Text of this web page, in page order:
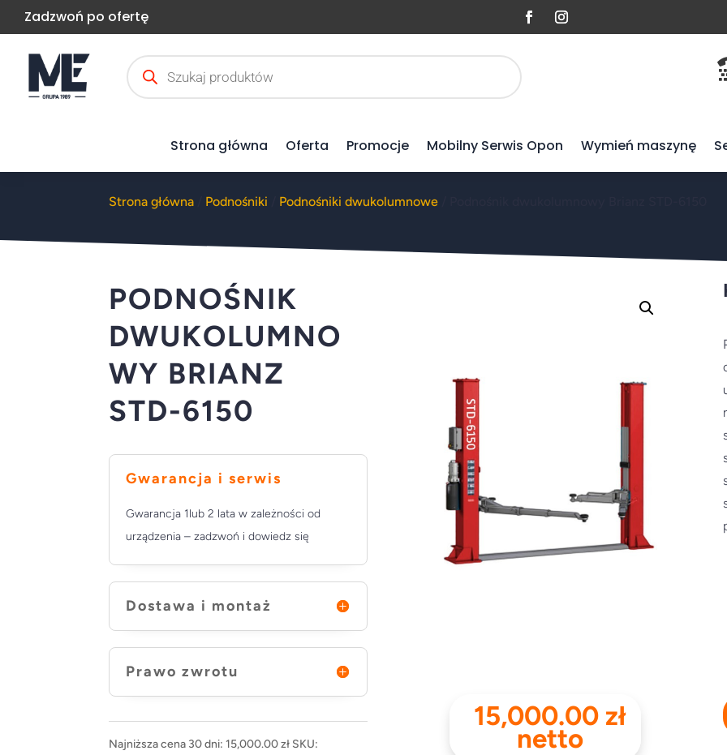
Zadzwoń po ofertę
Wyszukiwarka
produktów
Strona główna Oferta Promocje Mobilny Serwis Opon Wymień maszynę
Strona główna Podnośniki Podnośniki dwukolumnowe
PODNOŚNIK
DWUKOLUMNO
WY BRIANZ
STD-6150
Gwarancja i serwis
Gwarancja 1lub 2 lata w zależności od
urządzenia – zadzwoń i dowiedz się
Dostawa i montaż
Prawo zwrotu
Najniższa cena 30 dni:15,000.00zł SKU:
15,000.00 zł
netto